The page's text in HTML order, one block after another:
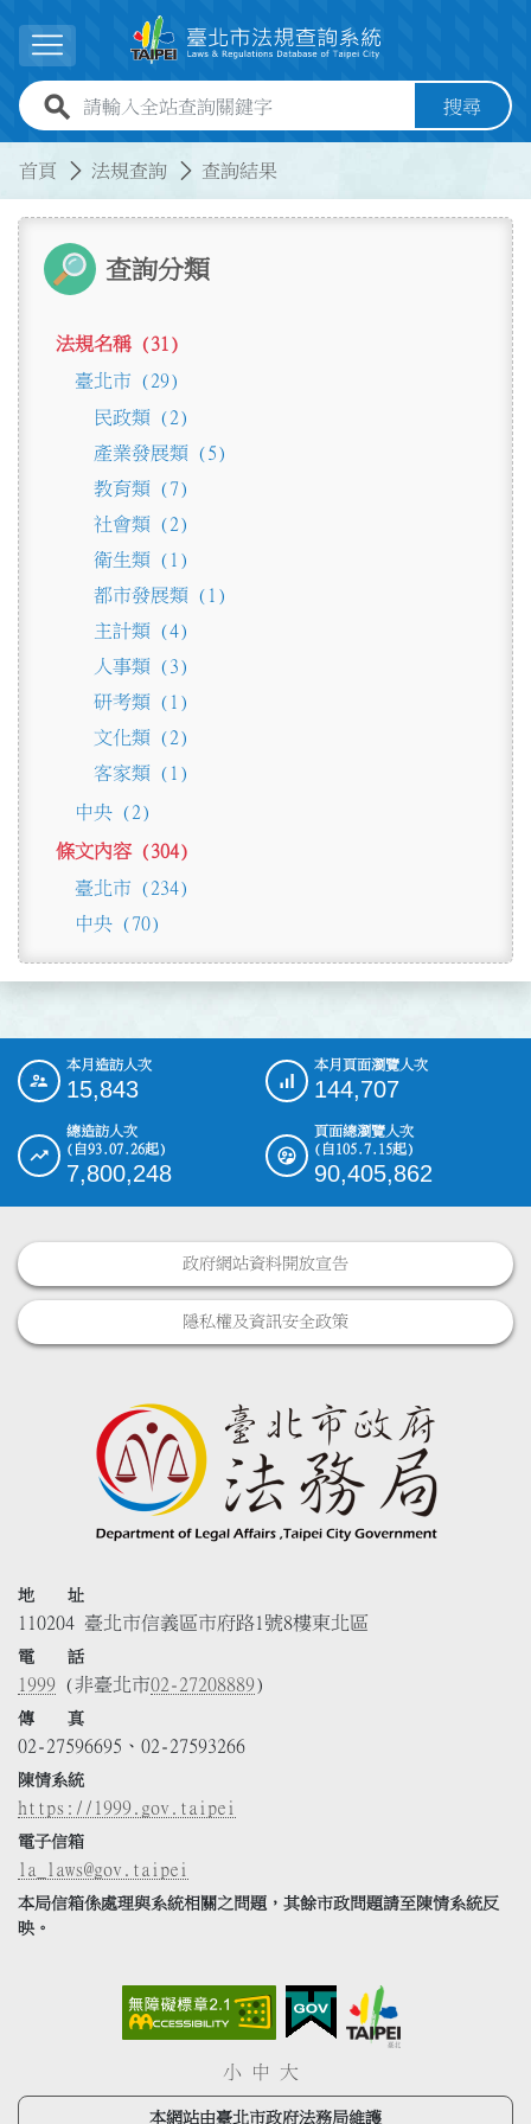
展開選單
全站查詢關鍵字欄位 搜尋
首頁 法規查詢 查詢結果
查詢分類
法規名稱 (31)
臺北市 (29)
民政類 (2)
產業發展類 (5)
教育類 (7)
社會類 (2)
衛生類 (1)
都市發展類 (1)
主計類 (4)
人事類 (3)
研考類 (1)
文化類 (2)
客家類 (1)
中央 (2)
條文內容 (304)
臺北市 (234)
中央 (70)
::: 本月造訪人次
15,843
本月頁面瀏覽人次
144,707
總造訪人次
(自93.07.26起)
7,800,248
頁面總瀏覽人次
(自105.7.15起)
90,405,862
政府網站資料開放宣告
隱私權及資訊安全政策
地 址
110204 臺北市信義區市府路1號8樓東北區
電 話
1999 (非臺北市02-27208889)
傳 真
02-27596695、02-27593266
陳情系統
https://1999.gov.taipei
電子信箱
la_laws@gov.taipei
本局信箱係處理與系統相關之問題，其餘市政問題請至陳情系統反
映。
小 中 大
本網站由臺北市政府法務局維護